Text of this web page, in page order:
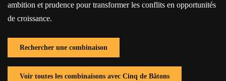
ambition et prudence pour transformer les conflits en opportunités
de croissance.
Rechercher une combinaison
Voir toutes les combinaisons avec Cinq de Bâtons